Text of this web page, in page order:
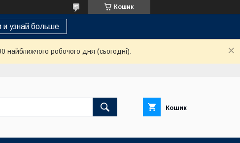
Кошик
и узнай больше
найближчого робочого дня (сьогодні).
Кошик